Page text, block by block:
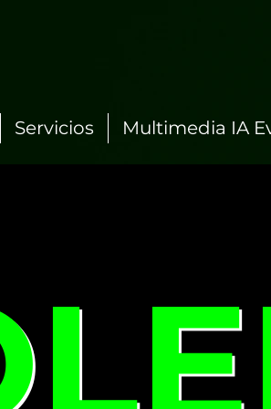
Servicios Multimedia IA